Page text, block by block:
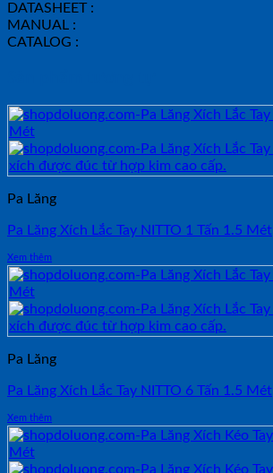
DATASHEET :
MANUAL :
CATALOG :
Pa Lăng
Pa Lăng Xích Lắc Tay NITTO 1 Tấn 1.5 Mét
Xem thêm
Pa Lăng
Pa Lăng Xích Lắc Tay NITTO 6 Tấn 1.5 Mét
Xem thêm